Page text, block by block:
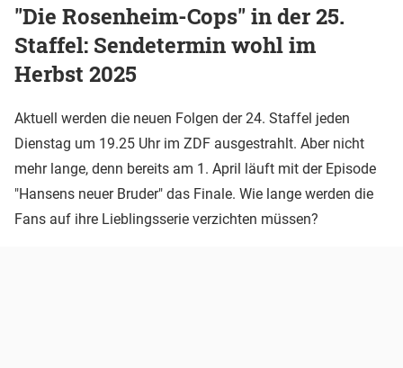
"Die Rosenheim-Cops" in der 25.
Staffel: Sendetermin wohl im
Herbst 2025
Aktuell werden die neuen Folgen der 24. Staffel jeden
Dienstag um 19.25 Uhr im ZDF ausgestrahlt. Aber nicht
mehr lange, denn bereits am 1. April läuft mit der Episode
"Hansens neuer Bruder" das Finale. Wie lange werden die
Fans auf ihre Lieblingsserie verzichten müssen?